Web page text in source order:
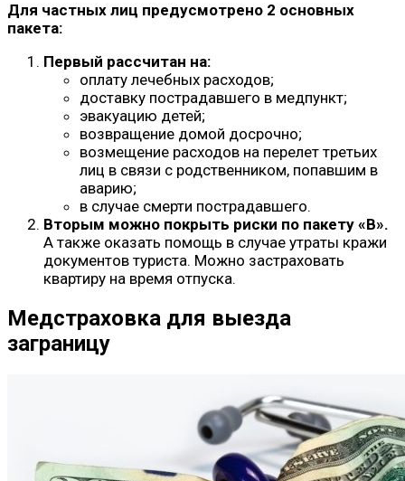
Для частных лиц предусмотрено 2 основных
пакета:
Первый рассчитан на:
оплату лечебных расходов;
доставку пострадавшего в медпункт;
эвакуацию детей;
возвращение домой досрочно;
возмещение расходов на перелет третьих
лиц в связи с родственником, попавшим в
аварию;
в случае смерти пострадавшего.
Вторым можно покрыть риски по пакету «В».
А также оказать помощь в случае утраты кражи
документов туриста. Можно застраховать
квартиру на время отпуска.
Медстраховка для выезда
заграницу